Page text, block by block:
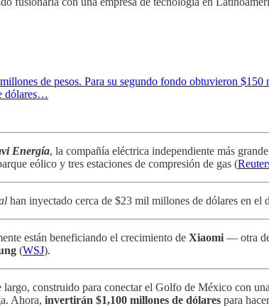
de pesos. Para su segundo fondo obtuvieron
dólares…
Energía, la compañía eléctrica independiente más
eólico y tres estaciones de compresión de gas (
han inyectado cerca de $23 mil millones de dólares en el
están beneficiando el crecimiento de Xiaomi — otra
(WSJ).
construido para conectar el Golfo de México con
Ahora, invertirán $1,100 millones de dólares para